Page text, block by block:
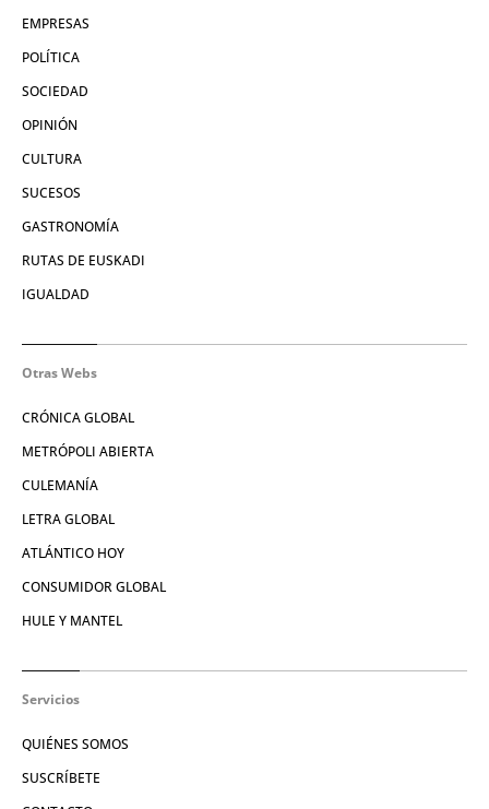
EMPRESAS
POLÍTICA
SOCIEDAD
OPINIÓN
CULTURA
SUCESOS
GASTRONOMÍA
RUTAS DE EUSKADI
IGUALDAD
Otras Webs
CRÓNICA GLOBAL
METRÓPOLI ABIERTA
CULEMANÍA
LETRA GLOBAL
ATLÁNTICO HOY
CONSUMIDOR GLOBAL
HULE Y MANTEL
Servicios
QUIÉNES SOMOS
SUSCRÍBETE